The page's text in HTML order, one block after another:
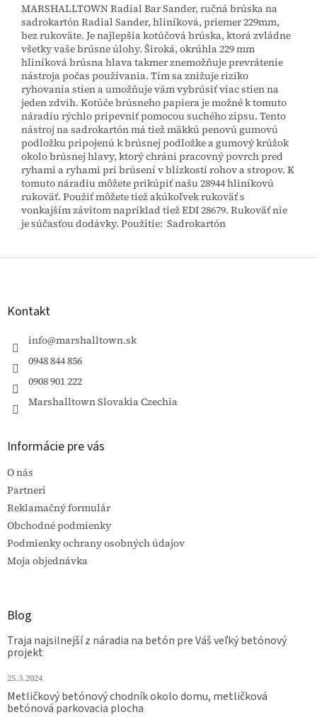
MARSHALLTOWN Radial Bar Sander, ručná brúska na
sadrokartón Radial Sander, hliníková, priemer 229mm,
bez rukoväte. Je najlepšia kotúčová brúska, ktorá zvládne
všetky vaše brúsne úlohy. Široká, okrúhla 229 mm
hliníková brúsna hlava takmer znemožňuje prevrátenie
nástroja počas používania. Tím sa znižuje riziko
ryhovania stien a umožňuje vám vybrúsiť viac stien na
jeden zdvih. Kotúče brúsneho papiera je možné k tomuto
náradiu rýchlo pripevniť pomocou suchého zipsu. Tento
nástroj na sadrokartón má tiež mäkkú penovú gumovú
podložku pripojenú k brúsnej podložke a gumový krúžok
okolo brúsnej hlavy, ktorý chráni pracovný povrch pred
ryhami a ryhami pri brúsení v blízkosti rohov a stropov. K
tomuto náradiu môžete prikúpiť našu 28944 hliníkovú
rukoväť. Použiť môžete tiež akúkoľvek rukoväť s
vonkajším závitom napríklad tiež EDI 28679. Rukoväť nie
je súčasťou dodávky. Použitie: Sadrokartón
Z
Kontakt
info@marshalltown.sk
0948 844 856
0908 901 222
Marshalltown Slovakia Czechia
Informácie pre vás
O nás
Partneri
Reklamačný formulár
Obchodné podmienky
Podmienky ochrany osobných údajov
Moja objednávka
Blog
Traja najsilnejší z náradia na betón pre Váš veľký betónový
projekt
25.3.2024
Metličkový betónový chodník okolo domu, metličková
betónová parkovacia plocha